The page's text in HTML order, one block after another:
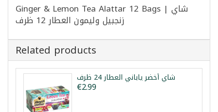
Ginger & Lemon Tea Alattar 12 Bags | شاي
زنجبيل وليمون العطار 12 ظرف
Related products
شاي أخضر ياباني العطار 24 ظرف
€2.99